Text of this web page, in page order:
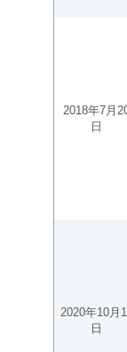
2018年7月
日
2020年10月
日